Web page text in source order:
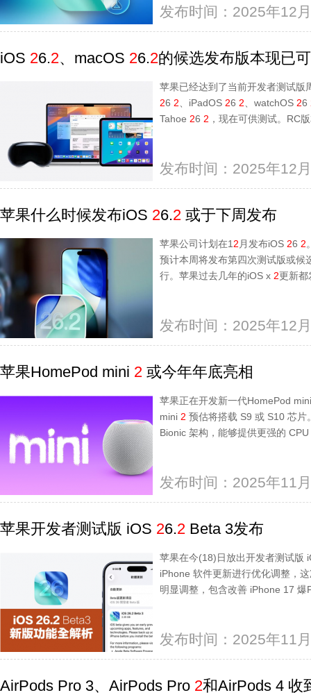
发布时间：2025年12
iOS 26.2、macOS 26.2的候选发布版本现已
苹果已经达到了当前开发者测试版
26 2 、iPadOS 26 2 、watchOS 26
Tahoe 26 2 ，现在可供测试。RC
发布时间：2025年12
苹果什么时候发布iOS 26.2 或于下周发布
苹果公司计划在1 2 月发布iOS 26 2
预计本周将发布第四次测试版或候
行。苹果过去几年的iOS x 2更新都
发布时间：2025年12
苹果HomePod mini 2 或今年年底亮相
苹果正在开发新一代HomePod
mini 2 预估将搭载 S9 或 S10 芯
Bionic 架构，能够提供更强的
发布时间：2025年11
苹果开发者测试版 iOS 26.2 Beta 3发布
苹果在今(18)日放出开发者测试版
iPhone 软件更新进行优化调整，
明显调整，包含改善 iPhone 17
发布时间：2025年11
AirPods Pro 3、AirPods Pro 2和AirPods 4 收